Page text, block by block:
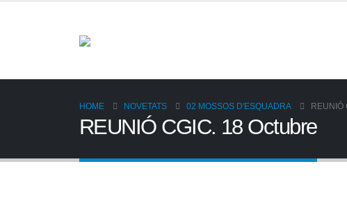
HOME NOVETATS 02 MOSSOS D'ESQUADRA REUNIÓ
REUNIÓ CGIC. 18 Octubre